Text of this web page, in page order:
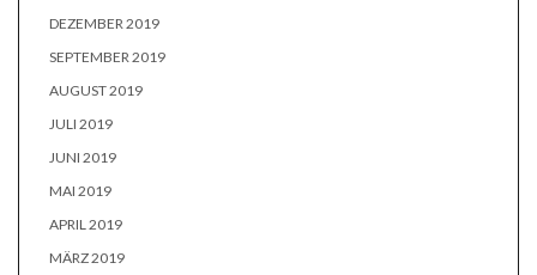
DEZEMBER 2019
SEPTEMBER 2019
AUGUST 2019
JULI 2019
JUNI 2019
MAI 2019
APRIL 2019
MÄRZ 2019